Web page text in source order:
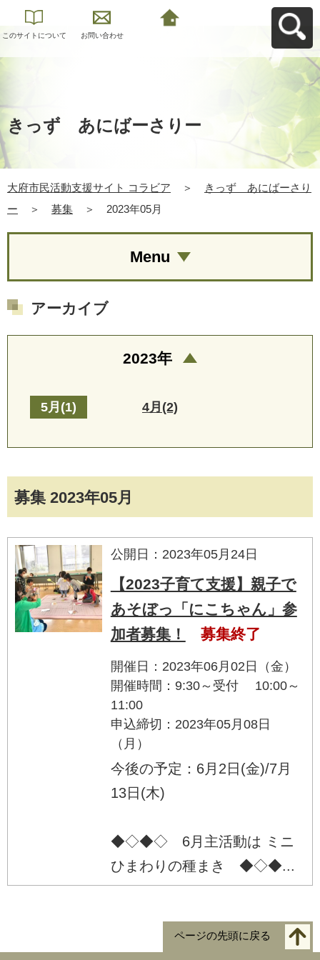
このサイトについて お問い合わせ
きっず あにばーさりー
大府市民活動支援サイト コラビア ＞
きっず あにばーさり
ー
＞ 募集 ＞ 2023年05月
募集 2023年05月
公開日：2023年05月24日
【2023子育て支援】親子で
あそぼっ「にこちゃん」参
加者募集！
募集終了
開催日：2023年06月02日（金）
開催時間：9:30～受付 10:00～
11:00
申込締切：2023年05月08日
（月）
今後の予定：6月2日(金)/7月
13日(木)
◆◇◆◇ 6月主活動は ミニ
ひまわりの種まき ◆◇◆...
Menu
アーカイブ
2023年
5月(1) 4月(2)
ページの先頭に戻る